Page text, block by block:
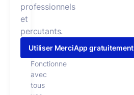
professionnels
et
percutants.
Utiliser MerciApp gratuitement
Fonctionne
avec
tous